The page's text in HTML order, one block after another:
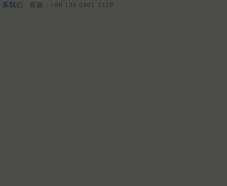
系我们
客服：+86 136 0901 3320